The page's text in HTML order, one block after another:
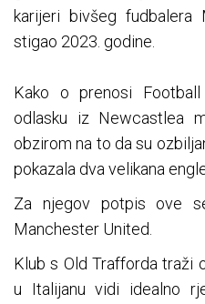
karijeri bivšeg fudbalera
stigao 2023. godine.
Kako o prenosi
odlasku iz Newcastlea
obzirom na to da su
pokazala dva velikana
Za njegov potpis ove
Manchester United.
Klub s Old Trafforda traži
u Italijanu vidi idealno